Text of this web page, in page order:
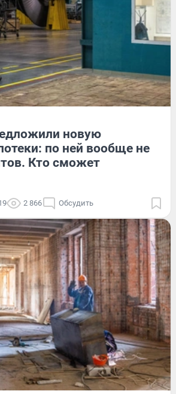
новую
по ней вообще не
Кто сможет
2 866 Обсудить